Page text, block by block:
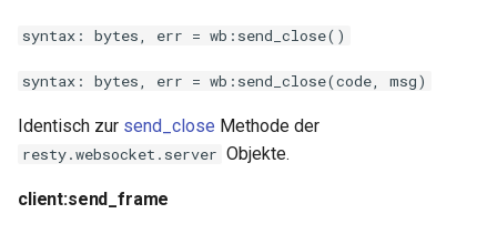
syntax: bytes, err = wb:send_close()
syntax: bytes, err = wb:send_close(code, msg)
Identisch zur send_close Methode der
resty.websocket.server Objekte.
client:send_frame